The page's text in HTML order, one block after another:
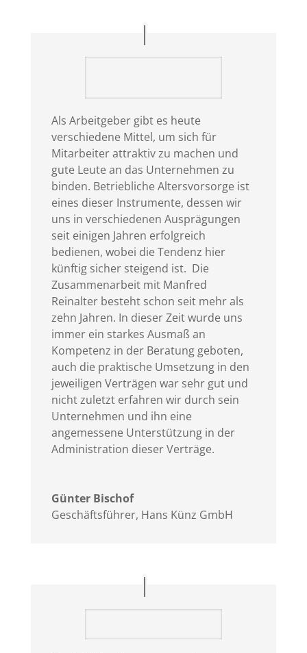
Als Arbeitgeber gibt es heute
verschiedene Mittel, um sich für
Mitarbeiter attraktiv zu machen und
gute Leute an das Unternehmen zu
binden. Betriebliche Altersvorsorge ist
eines dieser Instrumente, dessen wir
uns in verschiedenen Ausprägungen
seit einigen Jahren erfolgreich
bedienen, wobei die Tendenz hier
künftig sicher steigend ist. Die
Zusammenarbeit mit Manfred
Reinalter besteht schon seit mehr als
zehn Jahren. In dieser Zeit wurde uns
immer ein starkes Ausmaß an
Kompetenz in der Beratung geboten,
auch die praktische Umsetzung in den
jeweiligen Verträgen war sehr gut und
nicht zuletzt erfahren wir durch sein
Unternehmen und ihn eine
angemessene Unterstützung in der
Administration dieser Verträge.
Günter Bischof
Geschäftsführer, Hans Künz GmbH